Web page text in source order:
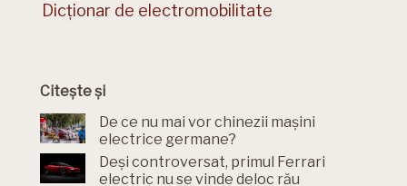
Dicționar de electromobilitate
Citește și
De ce nu mai vor chinezii mașini
electrice germane?
Deși controversat, primul Ferrari
electric nu se vinde deloc rău